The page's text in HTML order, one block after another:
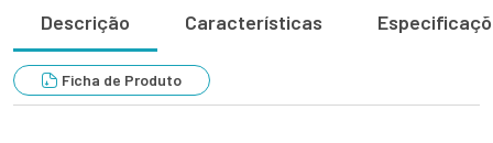
Descrição Características
Ficha de Produto